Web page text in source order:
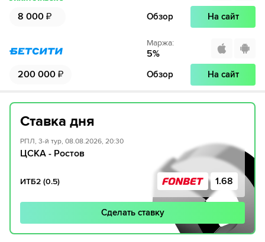
8 000 ₽ Обзор На сайт
200 000 ₽
Маржа:
5%
Обзор На сайт
Ставка дня
РПЛ, 3-й тур, 08.08.2026, 20:30
ЦСКА - Ростов
ИТБ2 (0.5) 1.68
Сделать ставку